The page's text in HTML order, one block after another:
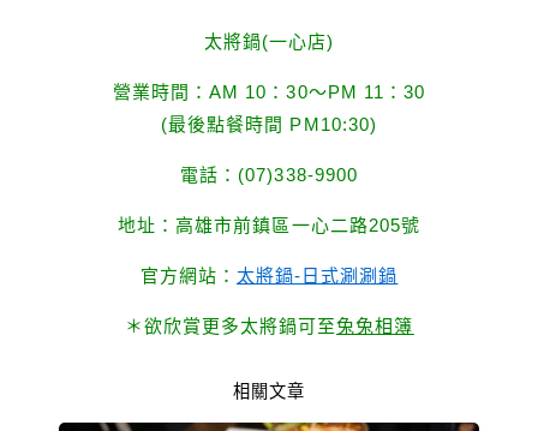
太將鍋(一心店)
營業時間：AM 10：30～PM 11：30
(最後點餐時間 PM10:30)
電話：(07)338-9900
地址：高雄市前鎮區一心二路205號
官方網站： 太將鍋-日式涮涮鍋
＊欲欣賞更多太將鍋可至兔兔相簿
相關文章